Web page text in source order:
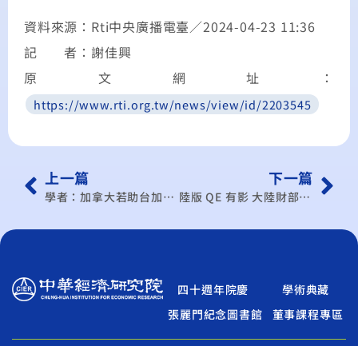
資料來源：Rti中央廣播電臺／2024-04-23 11:36
記 者：謝佳興
原文網址：
https://www.rti.org.tw/news/view/id/2203545
上一篇
學者：加拿大若助台加入CPTPP 可促進全球經濟安全
下一篇
陸版 QE 有影 大陸財部挺人行出手購債
四十週年院慶
學術典藏
張麗門紀念圖書館
董事課程專區